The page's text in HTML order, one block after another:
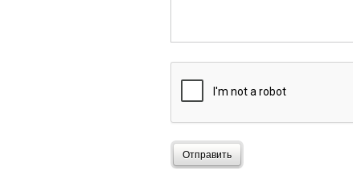
Отправить